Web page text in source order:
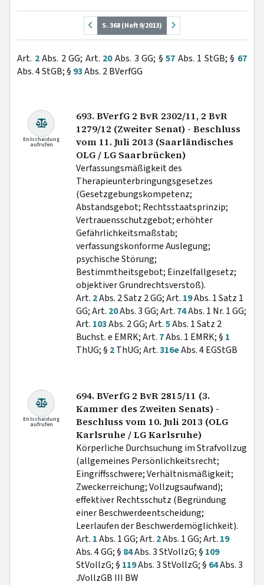
S. 368 (Heft 9/2013)
Art. 2Abs. 2 GG; Art. 20Abs. 3 GG; §57 Abs. 1 StGB; § 67
Abs. 4 StGB; § 93Abs. 2 BVerfGG
Entscheidung
aufrufen
693. BVerfG 2 BvR 2302/11, 2 BvR
1279/12 (Zweiter Senat) - Beschluss
vom 11. Juli 2013 (Saarländisches
OLG / LG Saarbrücken)
Verfassungsmäßigkeit des
Therapieunterbringungsgesetzes
(Gesetzgebungskompetenz;
Abstandsgebot; Rechtsstaatsprinzip;
Vertrauensschutzgebot; erhöhter
Gefährlichkeitsmaßstab;
verfassungskonforme Auslegung;
psychische Störung;
Bestimmtheitsgebot; Einzelfallgesetz;
objektiver Grundrechtsverstoß).
Art. 2Abs. 2 Satz 2 GG; Art. 19Abs. 1 Satz 1
GG; Art. 20Abs. 3 GG; Art. 74Abs. 1 Nr. 1 GG;
Art. 103Abs. 2 GG; Art.5Abs. 1 Satz 2
Buchst. e EMRK; Art. 7Abs. 1 EMRK; § 1
ThUG; § 2ThUG; Art.316eAbs. 4 EGStGB
Entscheidung
aufrufen
694. BVerfG 2 BvR 2815/11 (3.
Kammer des Zweiten Senats) -
Beschluss vom 10. Juli 2013 (OLG
Karlsruhe / LG Karlsruhe)
Körperliche Durchsuchung im Strafvollzug
(allgemeines Persönlichkeitsrecht;
Eingriffsschwere; Verhältnismäßigkeit;
Zweckerreichung; Vollzugsaufwand);
effektiver Rechtsschutz (Begründung
einer Beschwerdeentscheidung;
Leerlaufen der Beschwerdemöglichkeit).
Art. 1Abs. 1 GG; Art. 2Abs. 1 GG; Art. 19
Abs. 4 GG; § 84Abs. 3 StVollzG; § 109
StVollzG; § 119Abs. 3 StVollzG; § 64Abs. 3
JVollzGB III BW